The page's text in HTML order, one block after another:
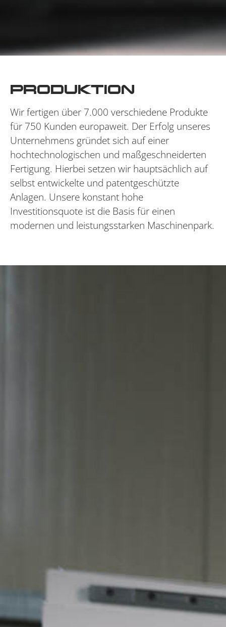
PRODUKTION
Wir fertigen über 7.000 verschiedene Produkte
für 750 Kunden europaweit. Der Erfolg unseres
Unternehmens gründet sich auf einer
hochtechnologischen und maßgeschneiderten
Fertigung. Hierbei setzen wir hauptsächlich auf
selbst entwickelte und patentgeschützte
Anlagen. Unsere konstant hohe
Investitionsquote ist die Basis für einen
modernen und leistungsstarken Maschinenpark.